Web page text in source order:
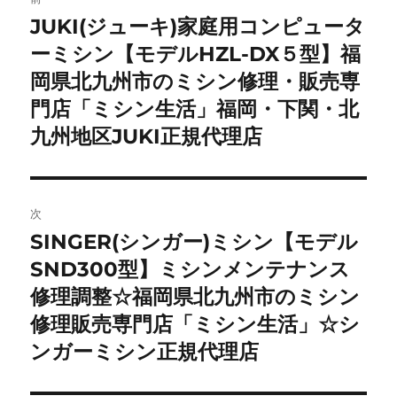
稿
ナ
ビ
ゲ
シ
ョ
ン
前
の
投
稿:
JUKI(ジューキ)家庭用コンピュータ
ーミシン【モデルHZL-DX５型】福
岡県北九州市のミシン修理・販売専
門店「ミシン生活」福岡・下関・北
九州地区JUKI正規代理店
次
次
の
投
稿:
SINGER(シンガー)ミシン【モデル
SND300型】ミシンメンテナンス
修理調整☆福岡県北九州市のミシン
修理販売専門店「ミシン生活」☆シ
ンガーミシン正規代理店